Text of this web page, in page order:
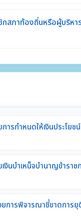
สภาท้องถิ่นหรือผู้บริห